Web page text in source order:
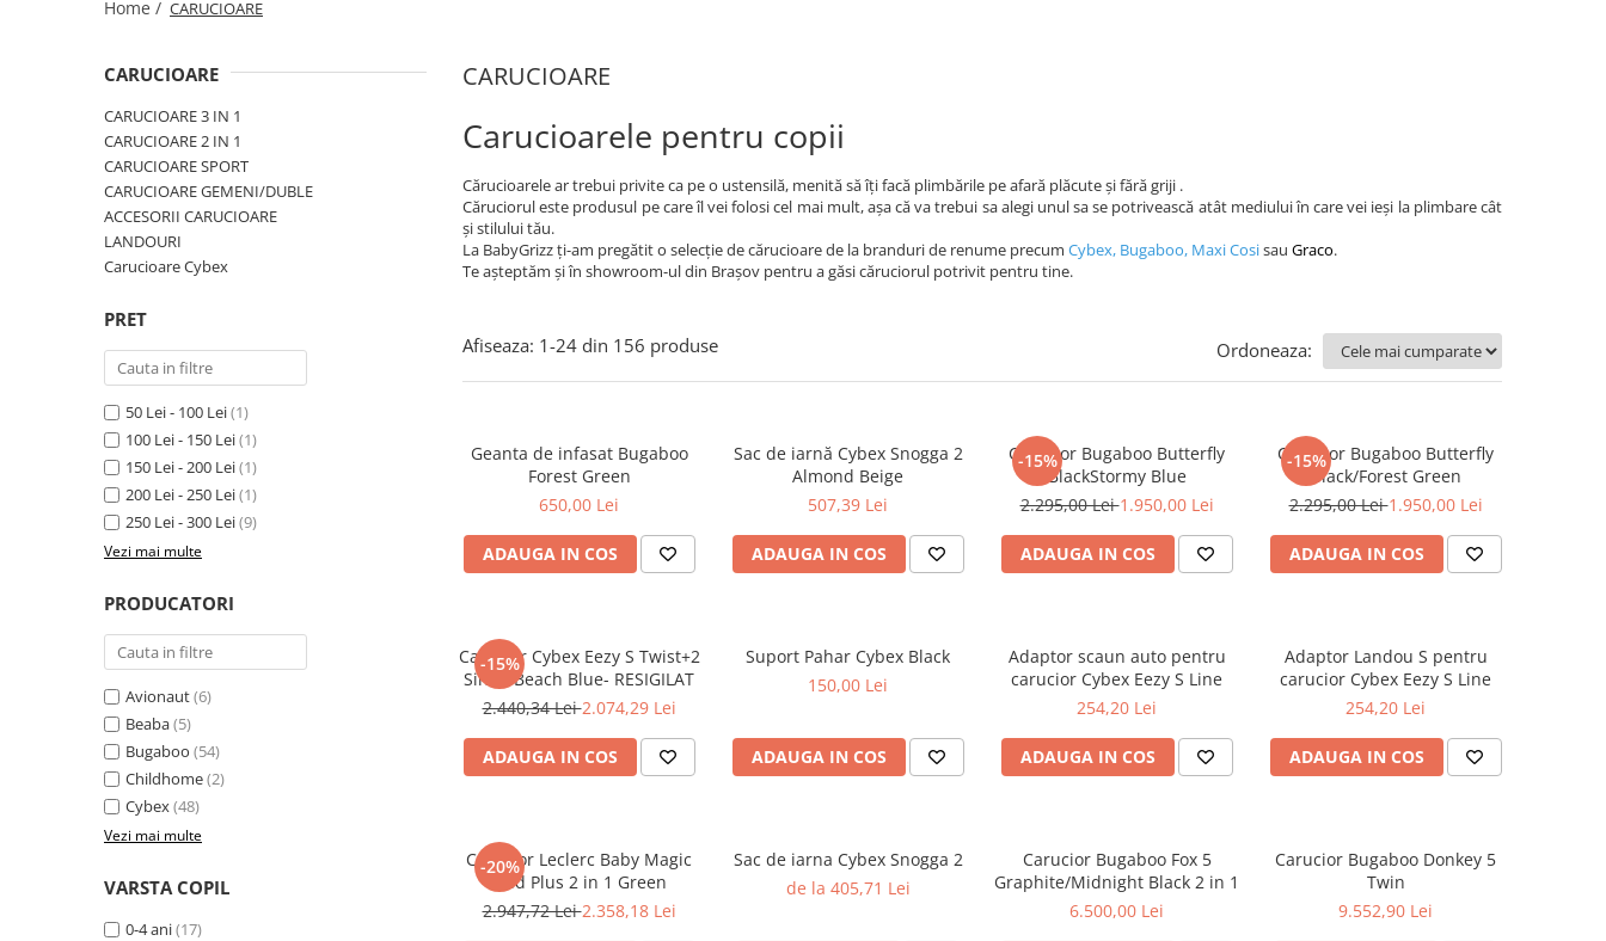
Jucarii de Sortare
Jucarii din plus
Jucarii muzicale
Jucarii pentru baie
Jucarii Senzoriale
Home / CARUCIOARE
CARUCIOARE
Carucioarele pentru copii
Cărucioarele ar trebui privite ca pe o ustensilă, menită să îți facă plimbările pe afară plăcute și fără griji .
Căruciorul este produsul pe care îl vei folosi cel mai mult, așa că va trebui sa alegi unul sa se potrivească atât mediului în care vei ieși la plimbare cât
și stilului tău.
La BabyGrizz ți-am pregătit o selecție de cărucioare de la branduri de renume precum Cybex, Bugaboo, Maxi Cosisau Graco.
Te așteptăm și în showroom-ul din Brașov pentru a găsi căruciorul potrivit pentru tine.
CARUCIOARE
CARUCIOARE 3 IN 1
CARUCIOARE 2 IN 1
CARUCIOARE SPORT
CARUCIOARE GEMENI/DUBLE
ACCESORII CARUCIOARE
LANDOURI
Carucioare Cybex
PRET
50 Lei - 100 Lei(1)
100 Lei - 150 Lei(1)
150 Lei - 200 Lei(1)
200 Lei - 250 Lei(1)
250 Lei - 300 Lei(9)
Vezi mai multe
PRODUCATORI
Avionaut(6)
Beaba(5)
Bugaboo (54)
Childhome(2)
Cybex(48)
Vezi mai multe
VARSTA COPIL
0-4 ani(17)
Afiseaza: 1-24 din 156 produse Ordoneaza:
Geanta de infasat Bugaboo
Forest Green
650,00 Lei
ADAUGA IN COS
Sac de iarnă Cybex Snogga 2
Almond Beige
507,39 Lei
ADAUGA IN COS
-15%
Carucior Bugaboo Butterfly
BlackStormy Blue
2.295,00 Lei1.950,00 Lei
ADAUGA IN COS
-15%
Carucior Bugaboo Butterfly
Black/Forest Green
2.295,00 Lei1.950,00 Lei
ADAUGA IN COS
-15%
Carucior Cybex Eezy S Twist+2
Silver/Beach Blue- RESIGILAT
2.440,34 Lei2.074,29 Lei
ADAUGA IN COS
Suport Pahar Cybex Black
150,00 Lei
ADAUGA IN COS
Adaptor scaun auto pentru
carucior Cybex Eezy S Line
254,20 Lei
ADAUGA IN COS
Adaptor Landou S pentru
carucior Cybex Eezy S Line
254,20 Lei
ADAUGA IN COS
-20%
Carucior Leclerc Baby Magic
Fold Plus 2 in 1 Green
2.947,72 Lei2.358,18 Lei
Sac de iarna Cybex Snogga 2
de la 405,71 Lei
Carucior Bugaboo Fox 5
Graphite/Midnight Black 2 in 1
6.500,00 Lei
Carucior Bugaboo Donkey 5
Twin
9.552,90 Lei